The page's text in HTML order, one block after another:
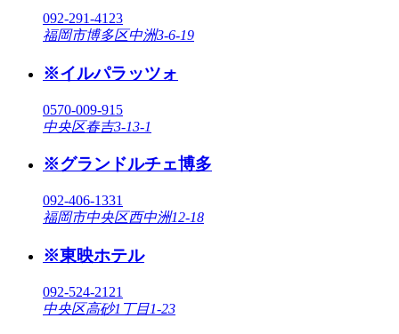
092-291-4123
福岡市博多区中洲3-6-19
※イルパラッツォ
0570-009-915
中央区春吉3-13-1
※グランドルチェ博多
092-406-1331
福岡市中央区西中洲12-18
※東映ホテル
092-524-2121
中央区高砂1丁目1-23